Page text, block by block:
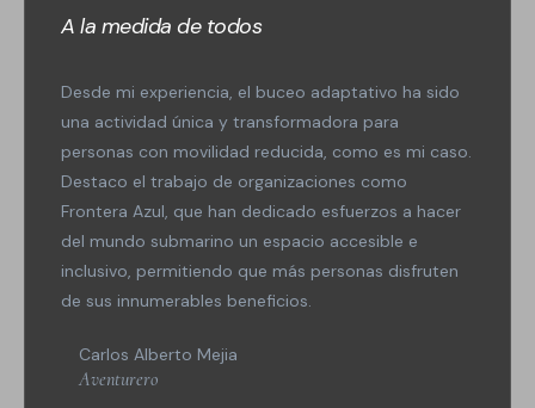
A la medida de todos
Desde mi experiencia, el buceo adaptativo ha sido
una actividad única y transformadora para
personas con movilidad reducida, como es mi caso.
Destaco el trabajo de organizaciones como
Frontera Azul, que han dedicado esfuerzos a hacer
del mundo submarino un espacio accesible e
inclusivo, permitiendo que más personas disfruten
de sus innumerables beneficios.
Carlos Alberto Mejia
Aventurero